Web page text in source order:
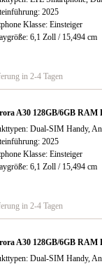
2025
Klasse: Einsteiger
6,1 Zoll / 15,494 cm
in 2-4 Tagen
A30 128GB/6GB RAM
Dual-SIM Handy,
2025
Klasse: Einsteiger
6,1 Zoll / 15,494 cm
in 2-4 Tagen
A30 128GB/6GB
Dual-SIM Handy,